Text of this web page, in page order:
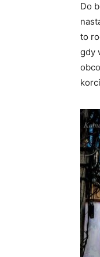
Do
to
gdy